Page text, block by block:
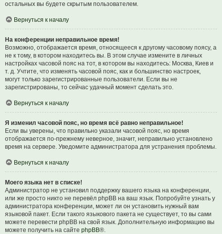
остальных вы будете скрытым пользователем.
Вернуться к началу
На конференции неправильное время!
Возможно, отображается время, относящееся к другому часовому поясу, а
не к тому, в котором находитесь вы. В этом случае измените в личных
настройках часовой пояс на тот, в котором вы находитесь: Москва, Киев и
т. д. Учтите, что изменять часовой пояс, как и большинство настроек,
могут только зарегистрированные пользователи. Если вы не
зарегистрированы, то сейчас удачный момент сделать это.
Вернуться к началу
Я изменил часовой пояс, но время всё равно неправильное!
Если вы уверены, что правильно указали часовой пояс, но время
отображается по-прежнему неверное, значит, неправильно установлено
время на сервере. Уведомите администратора для устранения проблемы.
Вернуться к началу
Моего языка нет в списке!
Администратор не установил поддержку вашего языка на конференции,
или же просто никто не перевёл phpBB на ваш язык. Попробуйте узнать у
администратора конференции, может ли он установить нужный вам
языковой пакет. Если такого языкового пакета не существует, то вы сами
можете перевести phpBB на свой язык. Дополнительную информацию вы
можете получить на сайте phpBB®.